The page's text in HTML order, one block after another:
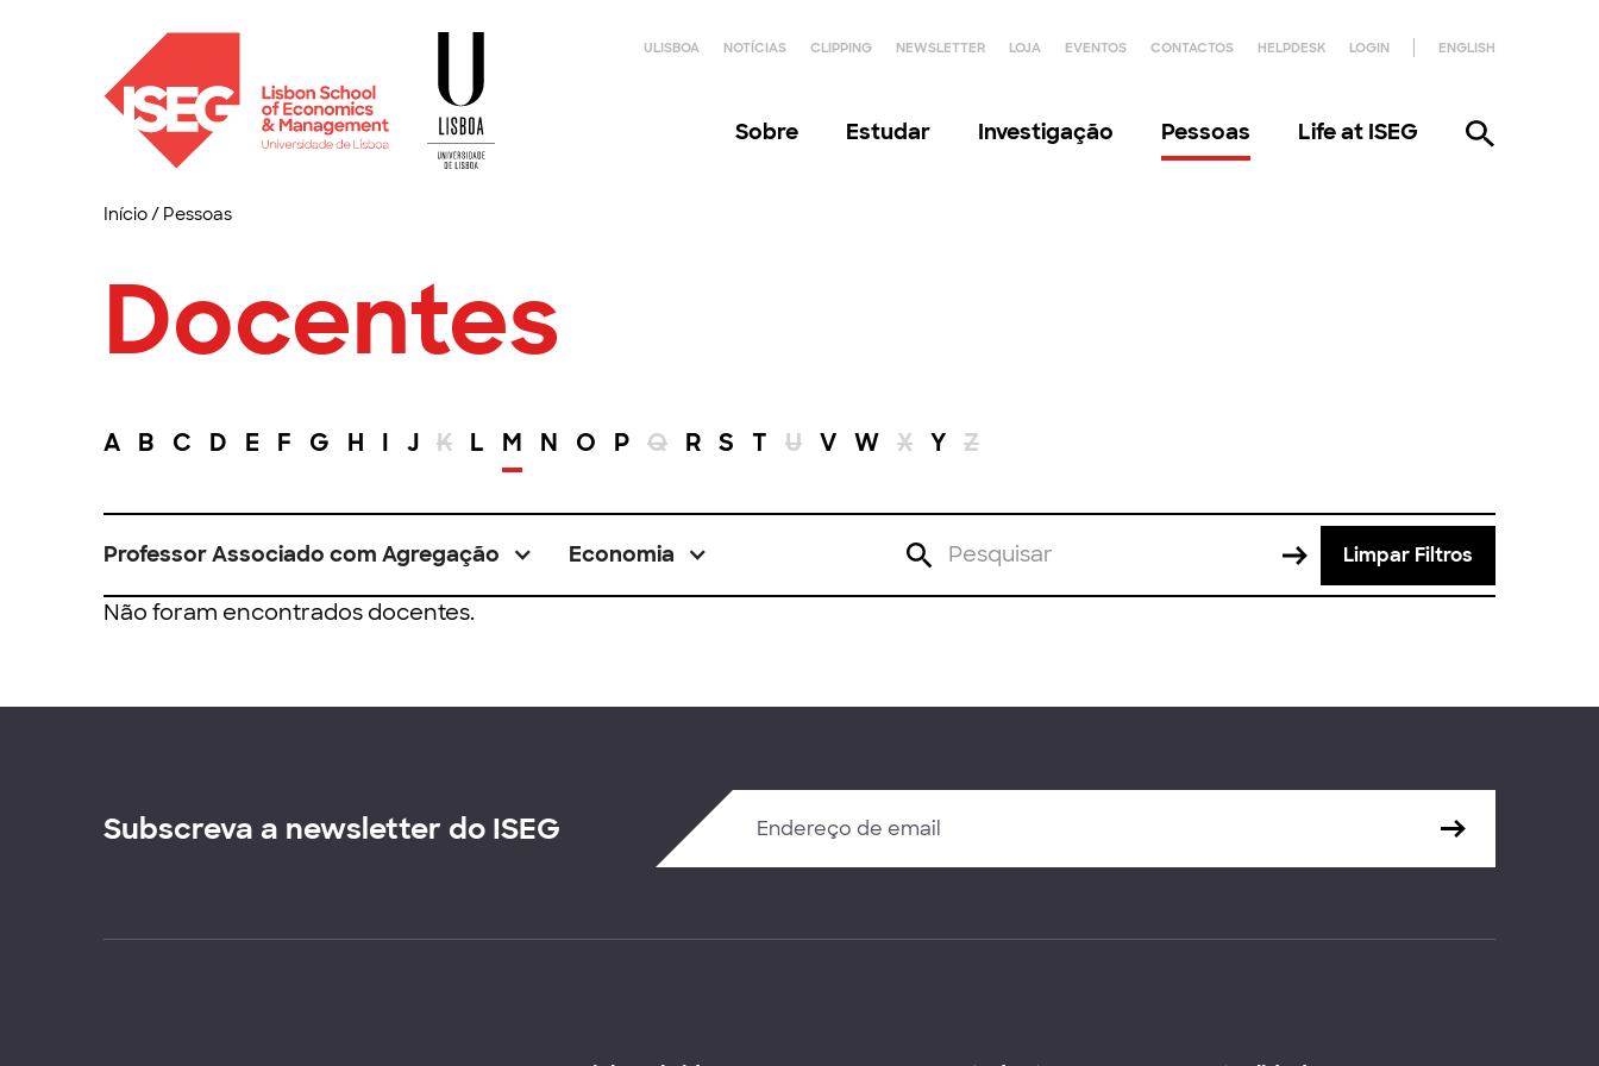
ULISBOA NOTÍCIAS CLIPPING NEWSLETTER LOJA EVENTOS CONTACTOS HELPDESK LOGIN ENGLISH
Sobre Estudar Investigação Pessoas Life at ISEG
Início/ Pessoas
Docentes
A B C D E F G H I J K L M N O P Q R S T U V W X Y Z
Professor Associado com Agregação Economia Limpar Filtros
Não foram encontrados docentes.
Subscreva a newsletter do ISEG